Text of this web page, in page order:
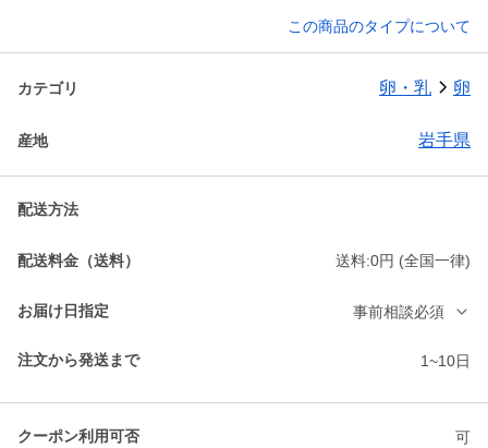
この商品のタイプについて
カテゴリ 卵・乳 卵
産地 岩手県
配送方法
配送料金（送料） 送料:0円 (全国一律)
お届け日指定 事前相談必須
注文から発送まで 1~10日
クーポン利用可否 可